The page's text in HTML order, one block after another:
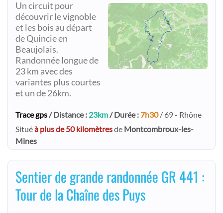
Un circuit pour
découvrir le vignoble
et les bois au départ
de Quincie en
Beaujolais.
Randonnée longue de
23 km avec des
variantes plus courtes
et un de 26km.
Trace gps/ Distance : 23km/ Durée : 7h30/ 69 - Rhône
Situéà plus de 50 kilomètresde Montcombroux-les-
Mines
Sentier de grande randonnée GR 441 :
Tour de la Chaîne des Puys